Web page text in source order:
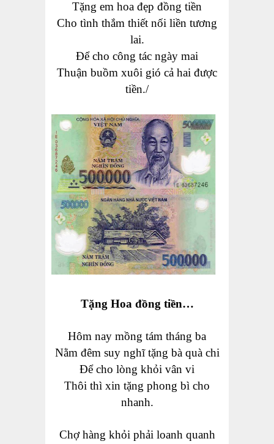
Tặng em hoa đẹp đồng tiền
Cho tình thắm thiết nối liền tương
lai.
Để cho công tác ngày mai
Thuận buồm xuôi gió cả hai được
tiền./
Tặng Hoa đồng tiền…
Hôm nay mồng tám tháng ba
Nằm đêm suy nghĩ tặng bà quà chi
Để cho lòng khỏi vân vi
Thôi thì xin tặng phong bì cho
nhanh.
Chợ hàng khỏi phải loanh quanh